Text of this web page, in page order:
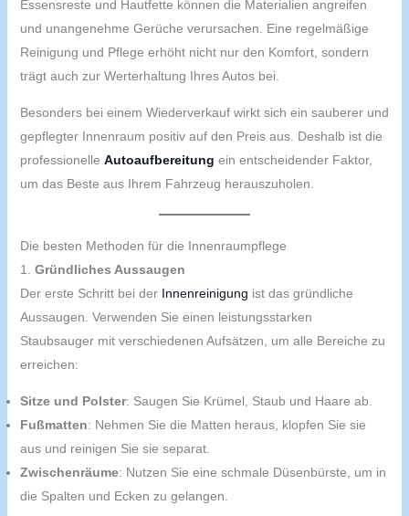
Essensreste und Hautfette können die Materialien angreifen
und unangenehme Gerüche verursachen. Eine regelmäßige
Reinigung und Pflege erhöht nicht nur den Komfort, sondern
trägt auch zur Werterhaltung Ihres Autos bei.
Besonders bei einem Wiederverkauf wirkt sich ein sauberer und
gepflegter Innenraum positiv auf den Preis aus. Deshalb ist die
professionelle Autoaufbereitung ein entscheidender Faktor,
um das Beste aus Ihrem Fahrzeug herauszuholen.
Die besten Methoden für die Innenraumpflege
1. Gründliches Aussaugen
Der erste Schritt bei der Innenreinigung ist das gründliche
Aussaugen. Verwenden Sie einen leistungsstarken
Staubsauger mit verschiedenen Aufsätzen, um alle Bereiche zu
erreichen:
Sitze und Polster: Saugen Sie Krümel, Staub und Haare ab.
Fußmatten: Nehmen Sie die Matten heraus, klopfen Sie sie
aus und reinigen Sie sie separat.
Zwischenräume: Nutzen Sie eine schmale Düsenbürste, um in
die Spalten und Ecken zu gelangen.